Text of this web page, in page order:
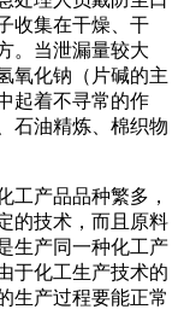
收集在干燥、干
。当泄漏量较大
氧化钠（片碱的主
起着不寻常的作
石油精炼、棉织物
工产品品种繁多，
的技术，而且原料
生产同一种化工产
于化工生产技术的
生产过程要能正常